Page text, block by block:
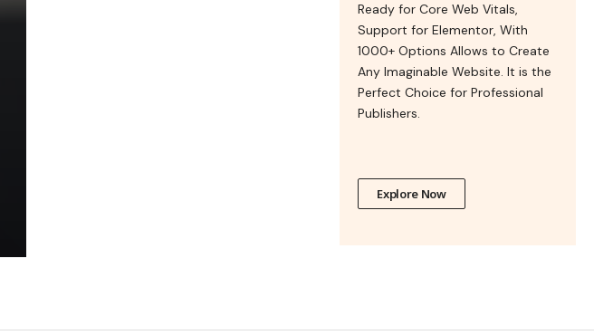
Ready for Core Web Vitals,
Support for Elementor, With
1000+ Options Allows to Create
Any Imaginable Website. It is the
Perfect Choice for Professional
Publishers.
Explore Now